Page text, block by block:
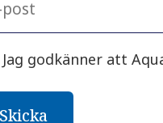
Jag godkänner att